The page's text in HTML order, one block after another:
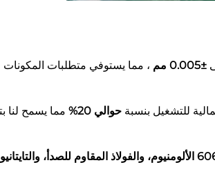
±0.005 مم
، مما يستوفي متطلبات المكونات
للتشغيل بنسبة حوالي 20%
مما يسمح لنا
المقاوم للصدأ، والتايتانيوم